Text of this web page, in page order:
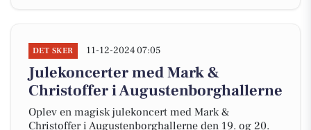
DET SKER 11-12-2024 07:05
Julekoncerter med Mark &
Christoffer i Augustenborghallerne
Oplev en magisk julekoncert med Mark &
Christoffer i Augustenborghallerne den 19. og 20.